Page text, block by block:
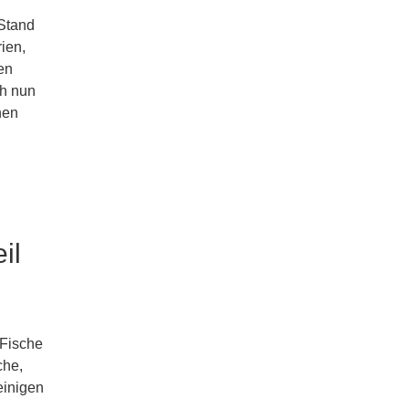
nun